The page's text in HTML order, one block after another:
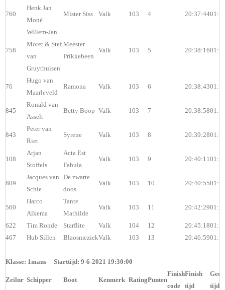
760
Henk Jan
Moné
Mister Siss Valk 103 4 20:37:44
758
Willem-Jan
Moret & Stef
van
Gruythuisen
Meester
Prikkebeen
Valk 103 5 20:38:16
76
Hugo van
Maarleveld
Ramona Valk 103 6 20:38:43
845
Ronald van
Asselt
Betty Boop Valk 103 7 20:38:58
843
Peter van
Riet
Syrene Valk 103 8 20:39:28
108
Arjan
Stoffels
Acta Est
Fabula
Valk 103 9 20:40:11
809
Jacques van
Schie
De zwarte
doos
Valk 103 10 20:40:55
560
Harco
Alkema
Tante
Mathilde
Valk 103 11 20:42:29
622 Tim Ronde Starflite Valk 104 12 20:45:18
467
Hub Sillen BlaosmeziekValk 103 13 20:46:59
Klasse: 1mans Starttijd: 9-6-2021 19:30:00
Zeilnr Schipper Boot Kenmerk RatingPunten
Finish
code
Finish
tijd
tijd